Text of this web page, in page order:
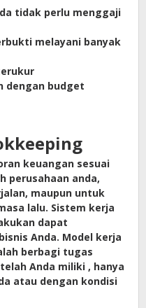
tidak perlu menggaji
melayani banyak
dengan budget
keuangan sesuai
perusahaan anda,
maupun untuk
lalu. Sistem kerja
dapat
Anda. Model kerja
berbagi tugas
Anda miliki , hanya
atau dengan kondisi